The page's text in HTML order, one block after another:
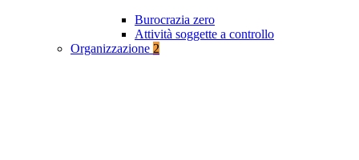
Burocrazia zero
Attività soggette a controllo
Organizzazione 2